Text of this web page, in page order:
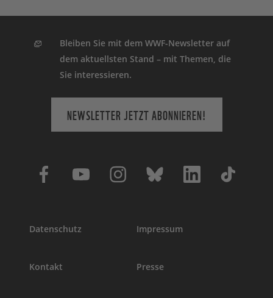
Bleiben Sie mit dem WWF-Newsletter auf
dem aktuellsten Stand – mit Themen, die
Sie interessieren.
NEWSLETTER JETZT ABONNIEREN!
Datenschutz Impressum
Kontakt Presse